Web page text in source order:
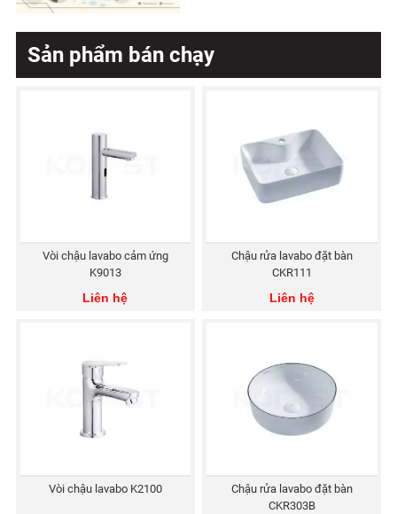
Sản phẩm bán chạy
Vòi chậu lavabo cảm ứng
K9013
Liên hệ
Chậu rửa lavabo đặt bàn
CKR111
Liên hệ
Vòi chậu lavabo K2100
Chậu rửa lavabo đặt bàn
CKR303B